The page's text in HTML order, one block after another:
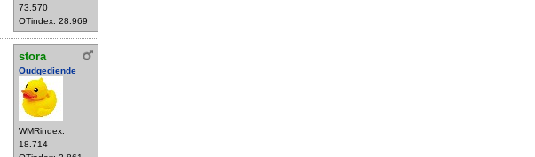
73.570
OTindex: 28.969
stora
Oudgediende
WMRindex:
18.714